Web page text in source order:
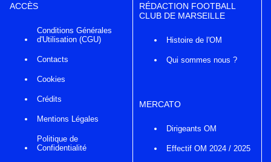
ACCÈS
Conditions Générales
d'Utilisation (CGU)
Contacts
Cookies
Crédits
Mentions Légales
Politique de
Confidentialité
RÉDACTION FOOTBALL
CLUB DE MARSEILLE
Histoire de l'OM
Qui sommes nous ?
MERCATO
Dirigeants OM
Effectif OM 2024 / 2025